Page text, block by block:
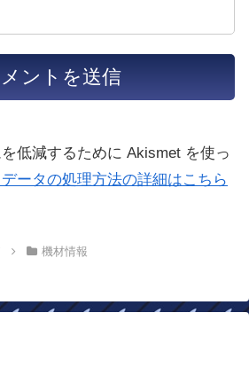
低減するために Akismet を使っ
ータの処理方法の詳細はこちら
機材情報